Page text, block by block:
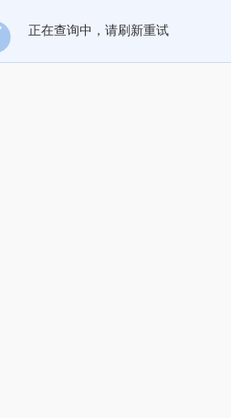
正在查询中，请刷新重试